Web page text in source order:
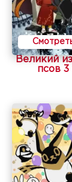
Великий
псов 3